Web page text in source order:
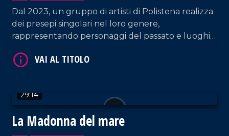
Dal 2023, un gruppo di artisti di Polistena realizza
dei presepi singolari nel loro genere,
rappresentando personaggi del passato e luoghi
29:14
La Madonna del mare
VAI AL TITOLO